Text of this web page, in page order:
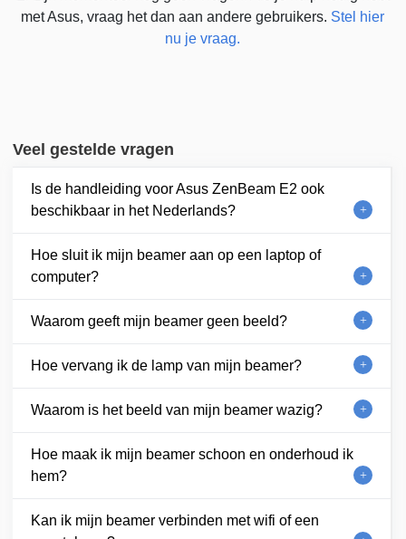
met Asus, vraag het dan aan andere gebruikers. Stel hier
nu je vraag.
Veel gestelde vragen
Is de handleiding voor Asus ZenBeam E2 ook
beschikbaar in het Nederlands?
Hoe sluit ik mijn beamer aan op een laptop of
computer?
Waarom geeft mijn beamer geen beeld?
Hoe vervang ik de lamp van mijn beamer?
Waarom is het beeld van mijn beamer wazig?
Hoe maak ik mijn beamer schoon en onderhoud ik
hem?
Kan ik mijn beamer verbinden met wifi of een